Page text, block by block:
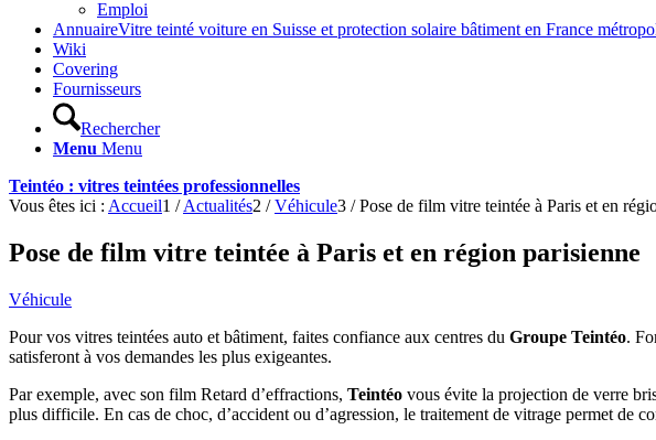
Emploi
AnnuaireVitre teinté voiture en Suisse et protection solaire bâtiment en France
Wiki
Covering
Fournisseurs
Rechercher
Menu Menu
Teintéo : vitres teintées professionnelles
Vous êtes ici : Accueil1 / Actualités2 / Véhicule3 / Pose de film vitre teintée à Paris et en
Pose de film vitre teintée à Paris et en région parisienne
Véhicule
Pour vos vitres teintées auto et bâtiment, faites confiance aux centres du Groupe Teintéo.
satisferont à vos demandes les plus exigeantes.
Par exemple, avec son film Retard d’effractions, Teintéo vous évite la projection de verre
plus difficile. En cas de choc, d’accident ou d’agression, le traitement de vitrage permet de